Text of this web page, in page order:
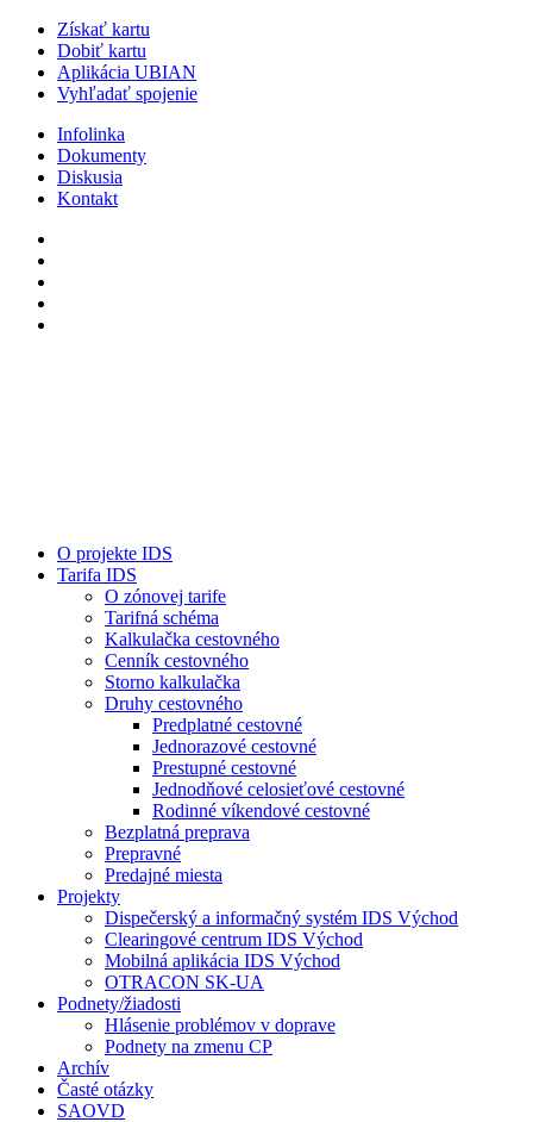
Získať kartu
Dobiť kartu
Aplikácia UBIAN
Vyhľadať spojenie
Infolinka
Dokumenty
Diskusia
Kontakt
O projekte IDS
Tarifa IDS
O zónovej tarife
Tarifná schéma
Kalkulačka cestovného
Cenník cestovného
Storno kalkulačka
Druhy cestovného
Predplatné cestovné
Jednorazové cestovné
Prestupné cestovné
Jednodňové celosieťové cestovné
Rodinné víkendové cestovné
Bezplatná preprava
Prepravné
Predajné miesta
Projekty
Dispečerský a informačný systém IDS Východ
Clearingové centrum IDS Východ
Mobilná aplikácia IDS Východ
OTRACON SK-UA
Podnety/žiadosti
Hlásenie problémov v doprave
Podnety na zmenu CP
Archív
Časté otázky
SAOVD